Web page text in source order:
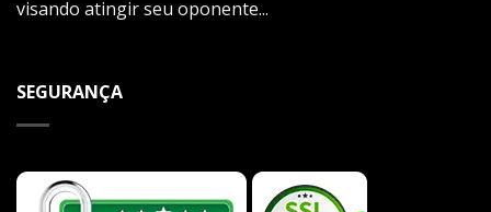
visando atingir seu oponente...
SEGURANÇA